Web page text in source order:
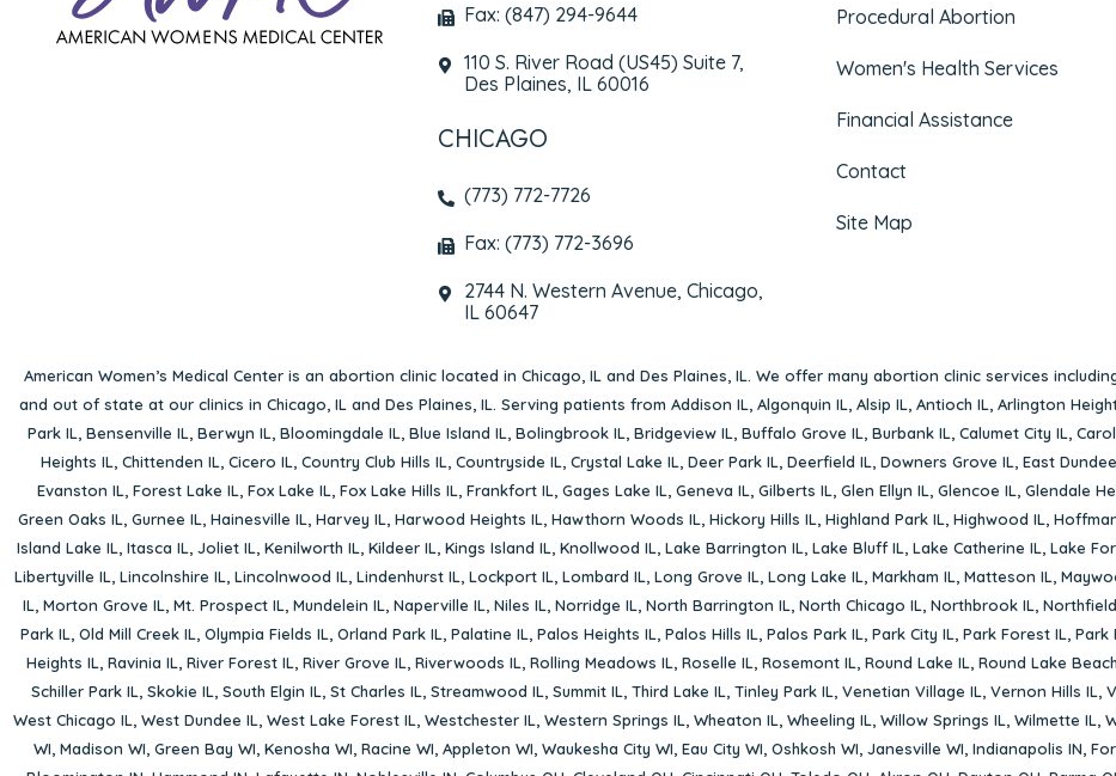
Fax: (847) 294-9644
110 S. River Road (US45) Suite 7,
Des Plaines, IL 60016
CHICAGO
(773) 772-7726
Fax: (773) 772-3696
2744 N. Western Avenue, Chicago,
IL 60647
Procedural Abortion
Women's Health Services
Financial Assistance
Contact
Site Map
American Women’s Medical Center is an abortion clinic located in Chicago, IL and Des Plaines, IL. We offer many abortion clinic services
and out of state at our clinics in Chicago, IL and Des Plaines, IL. Serving patients from Addison IL, Algonquin IL, Alsip IL, Antioch IL, Arlington
Park IL, Bensenville IL, Berwyn IL, Bloomingdale IL, Blue Island IL, Bolingbrook IL, Bridgeview IL, Buffalo Grove IL, Burbank IL, Calumet City IL,
Heights IL, Chittenden IL, Cicero IL, Country Club Hills IL, Countryside IL, Crystal Lake IL, Deer Park IL, Deerfield IL, Downers Grove IL, East
Evanston IL, Forest Lake IL, Fox Lake IL, Fox Lake Hills IL, Frankfort IL, Gages Lake IL, Geneva IL, Gilberts IL, Glen Ellyn IL, Glencoe IL, Glendale
Green Oaks IL, Gurnee IL, Hainesville IL, Harvey IL, Harwood Heights IL, Hawthorn Woods IL, Hickory Hills IL, Highland Park IL, Highwood IL,
Island Lake IL, Itasca IL, Joliet IL, Kenilworth IL, Kildeer IL, Kings Island IL, Knollwood IL, Lake Barrington IL, Lake Bluff IL, Lake Catherine IL, Lake
Libertyville IL, Lincolnshire IL, Lincolnwood IL, Lindenhurst IL, Lockport IL, Lombard IL, Long Grove IL, Long Lake IL, Markham IL, Matteson IL,
IL, Morton Grove IL, Mt. Prospect IL, Mundelein IL, Naperville IL, Niles IL, Norridge IL, North Barrington IL, North Chicago IL, Northbrook IL,
Park IL, Old Mill Creek IL, Olympia Fields IL, Orland Park IL, Palatine IL, Palos Heights IL, Palos Hills IL, Palos Park IL, Park City IL, Park Forest IL, Park
Heights IL, Ravinia IL, River Forest IL, River Grove IL, Riverwoods IL, Rolling Meadows IL, Roselle IL, Rosemont IL, Round Lake IL, Round Lake
Schiller Park IL, Skokie IL, South Elgin IL, St Charles IL, Streamwood IL, Summit IL, Third Lake IL, Tinley Park IL, Venetian Village IL, Vernon Hills IL,
West Chicago IL, West Dundee IL, West Lake Forest IL, Westchester IL, Western Springs IL, Wheaton IL, Wheeling IL, Willow Springs IL, Wilmette IL,
WI, Madison WI, Green Bay WI, Kenosha WI, Racine WI, Appleton WI, Waukesha City WI, Eau City WI, Oshkosh WI, Janesville WI, Indianapolis IN,